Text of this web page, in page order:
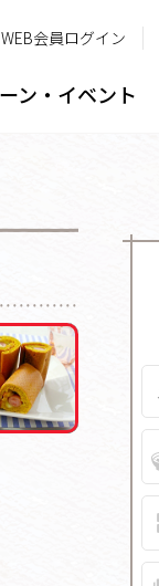
WEB会員ログイン
ン・イベント